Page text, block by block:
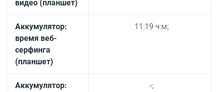
видео (планшет)
Аккумулятор:
время веб-
серфинга
(планшет)
11:19 ч:м;
Аккумулятор:
-;